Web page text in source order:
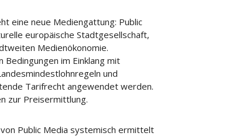
eine neue Mediengattung: Public
europäische Stadtgesellschaft,
Medienökonomie.
Bedingungen im Einklang mit
und
Tarifrecht angewendet werden.
zur Preisermittlung.
Public Media systemisch ermittelt